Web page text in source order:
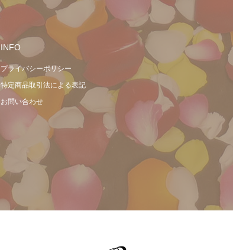
INFO
プライバシーポリシー
特定商品取引法による表記
お問い合わせ